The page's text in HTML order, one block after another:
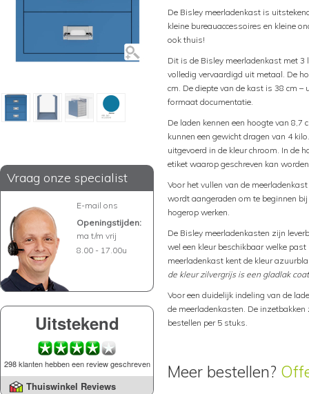
Vraag onze specialist
E-mail ons
Openingstijden:
ma t/m vrij
8.00 - 17.00u
Uitstekend
298 klanten hebben een review geschreven
Thuiswinkel Reviews
De Bisley meerladenkast is
kleine bureauaccessoires en kleine
ook thuis!
Dit is de Bisley meerladenkast met
volledig vervaardigd uit metaal. De
cm. De diepte van de kast is 38 cm
formaat documentatie.
De laden kennen een hoogte van
kunnen een gewicht dragen van 4
uitgevoerd in de kleur chroom. In de
etiket waarop geschreven kan
Voor het vullen van de
wordt aangeraden om te beginnen
hogerop werken.
De Bisley meerladenkasten zijn
wel een kleur beschikbaar welke
meerladenkast kent de kleur
de kleur zilvergrijs is een gladlak
Voor een duidelijk indeling van de
de meerladenkasten. De
bestellen per 5 stuks.
Meer bestellen?